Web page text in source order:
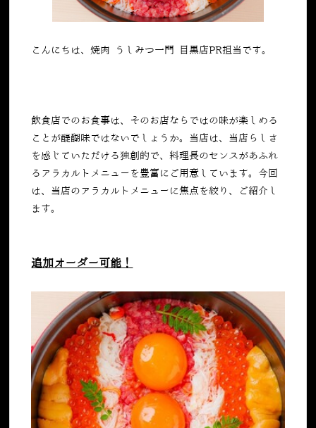
こんにちは、焼肉 うしみつ一門 目黒店PR担当です。
飲食店でのお食事は、そのお店ならではの味が楽しめる
ことが醍醐味ではないでしょうか。当店は、当店らしさ
を感じていただける独創的で、料理長のセンスがあふれ
るアラカルトメニューを豊富にご用意しています。今回
は、当店のアラカルトメニューに焦点を絞り、ご紹介し
ます。
追加オーダー可能！